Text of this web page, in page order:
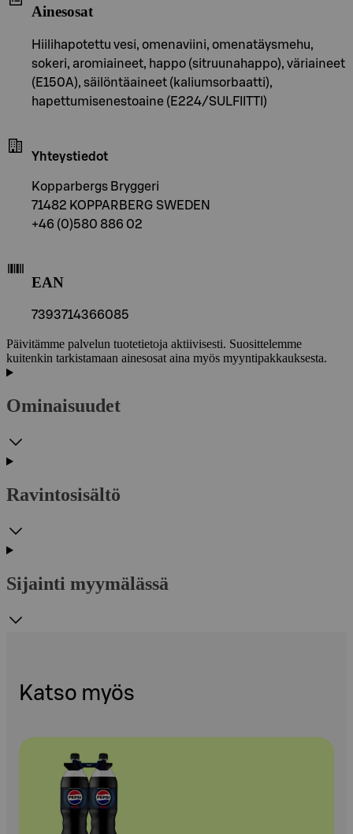
Ainesosat
Hiilihapotettu vesi, omenaviini, omenatäysmehu,
sokeri, aromiaineet, happo (sitruunahappo), väriaineet
(E150A), säilöntäaineet (kaliumsorbaatti),
hapettumisenestoaine (E224/SULFIITTI)
Yhteystiedot
Kopparbergs Bryggeri
71482 KOPPARBERG SWEDEN
+46 (0)580 886 02
EAN
7393714366085
Päivitämme palvelun tuotetietoja aktiivisesti. Suosittelemme
kuitenkin tarkistamaan ainesosat aina myös myyntipakkauksesta.
Ominaisuudet
Ravintosisältö
Sijainti myymälässä
Katso myös